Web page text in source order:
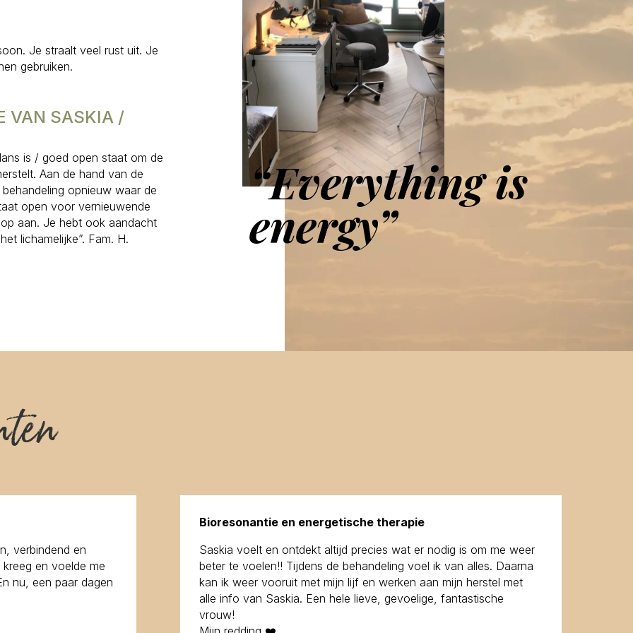
Je straalt veel rust uit. Je
gebruiken.
VAN SASKIA /
is / goed open staat om de
Aan de hand van de
opnieuw waar de
open voor vernieuwende
aan. Je hebt ook aandacht
lichamelijke”. Fam. H.
“Everything is
energy”
verbindend en
en voelde me
nu, een paar dagen
Bioresonantie en energetische therapie
Saskia voelt en ontdekt altijd precies wat er nodig is om me weer
beter te voelen!! Tijdens de behandeling voel ik van alles. Daarna
kan ik weer vooruit met mijn lijf en werken aan mijn herstel met
alle info van Saskia. Een hele lieve, gevoelige, fantastische
vrouw!